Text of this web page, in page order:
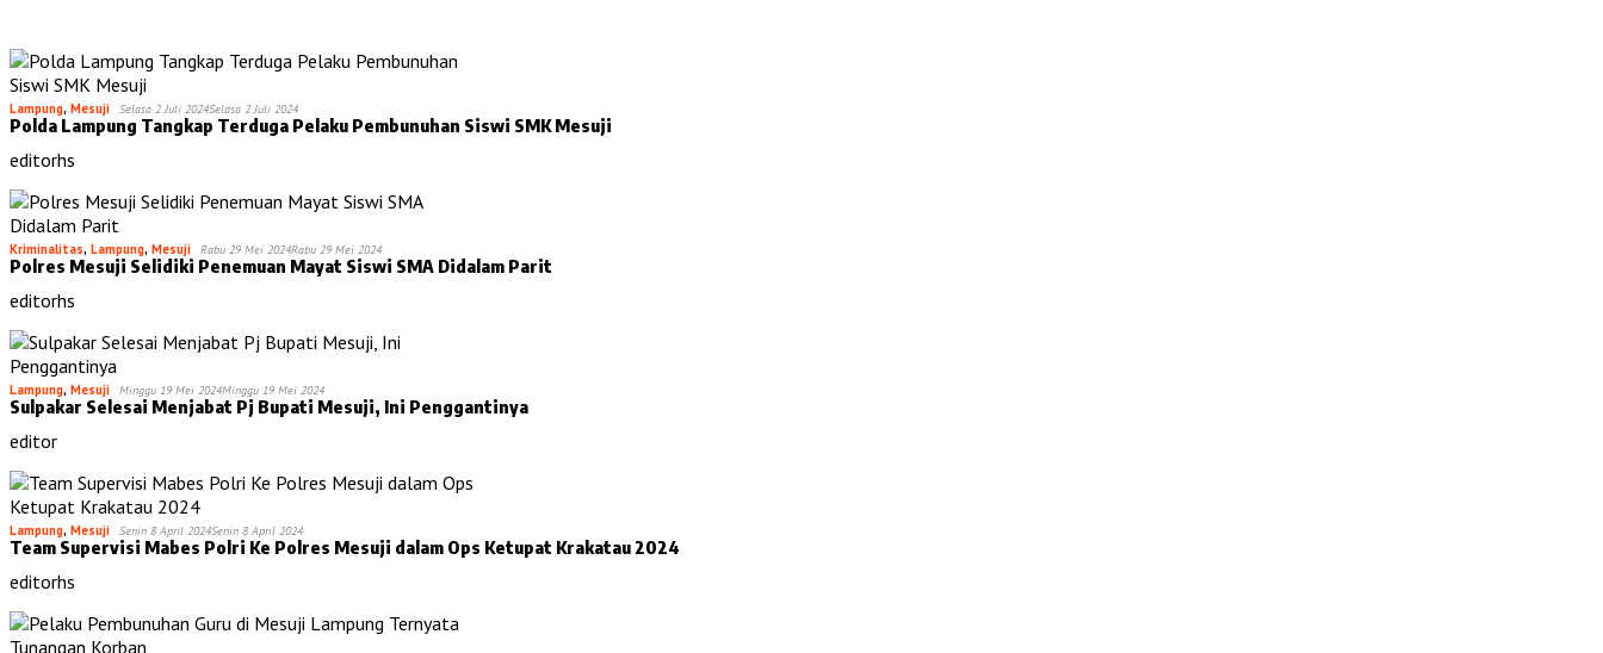
Lampung, Mesuji Selasa 2 Juli 2024Selasa 2 Juli 2024
Polda Lampung Tangkap Terduga Pelaku Pembunuhan Siswi SMK Mesuji
editorhs
Kriminalitas, Lampung, Mesuji Rabu 29 Mei 2024Rabu 29 Mei 2024
Polres Mesuji Selidiki Penemuan Mayat Siswi SMA Didalam Parit
editorhs
Lampung, Mesuji Minggu 19 Mei 2024Minggu 19 Mei 2024
Sulpakar Selesai Menjabat Pj Bupati Mesuji, Ini Penggantinya
editor
Lampung, Mesuji Senin 8 April 2024Senin 8 April 2024
Team Supervisi Mabes Polri Ke Polres Mesuji dalam Ops Ketupat Krakatau 2024
editorhs